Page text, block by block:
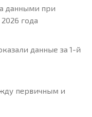
данными при
года
данные за 1-й
первичным и